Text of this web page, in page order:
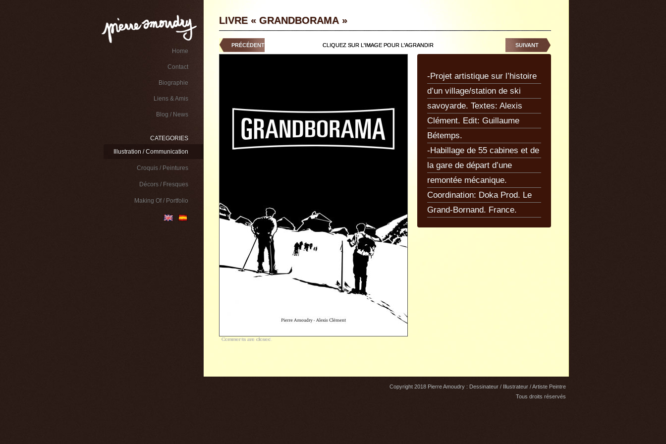
Home
Contact
Biographie
Liens & Amis
Blog / News
CATEGORIES
Illustration / Communication
Croquis / Peintures
Décors / Fresques
Making Of / Portfolio
LIVRE « GRANDBORAMA »
SUIVANT
CLIQUEZ SUR L'IMAGE POUR L'AGRANDIR
PRÉCÉDENT
-Projet artistique sur l’histoire
d’un village/station de ski
savoyarde. Textes: Alexis
Clément. Edit: Guillaume
Bétemps.
-Habillage de 55 cabines et de
la gare de départ d’une
remontée mécanique.
Coordination: Doka Prod. Le
Grand-Bornand. France.
Comments are closed.
Copyright 2018 Pierre Amoudry : Dessinateur / Illustrateur / Artiste Peintre
Tous droits réservés